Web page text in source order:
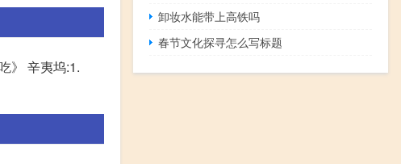
》 辛夷坞:1.
卸妆水能带上高铁吗
春节文化探寻怎么写标题